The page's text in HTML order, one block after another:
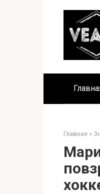
Главная »